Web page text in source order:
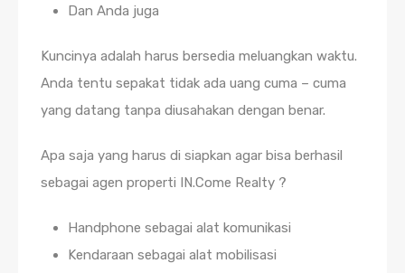
Dan Anda juga
Kuncinya adalah harus bersedia meluangkan waktu.
Anda tentu sepakat tidak ada uang cuma – cuma
yang datang tanpa diusahakan dengan benar.
Apa saja yang harus di siapkan agar bisa berhasil
sebagai agen properti IN.Come Realty ?
Handphone sebagai alat komunikasi
Kendaraan sebagai alat mobilisasi